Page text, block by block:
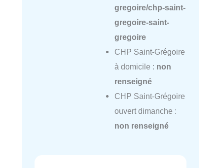
gregoire/chp-saint-
gregoire-saint-
gregoire
CHP Saint-Grégoire
à domicile : non
renseigné
CHP Saint-Grégoire
ouvert dimanche :
non renseigné